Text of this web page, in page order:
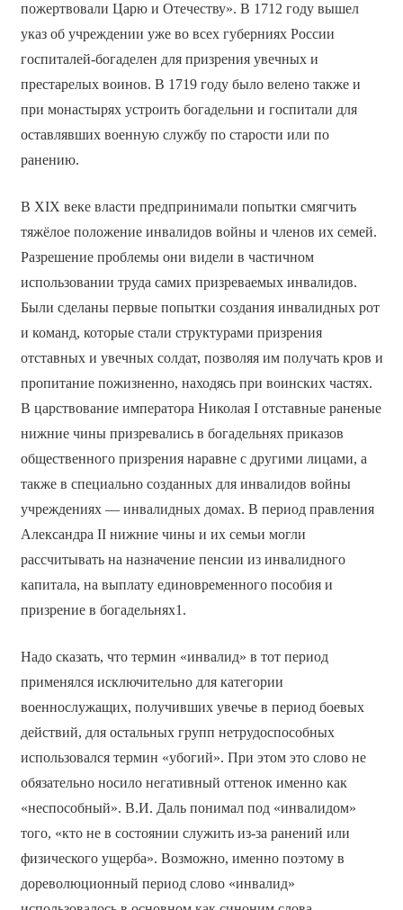
пожертвовали Царю и Отечеству». В 1712 году вышел
указ об учреждении уже во всех губерниях России
госпиталей-богаделен для призрения увечных и
престарелых воинов. В 1719 году было велено также и
при монастырях устроить богадельни и госпитали для
оставлявших военную службу по старости или по
ранению.
В XIX веке власти предпринимали попытки смягчить
тяжёлое положение инвалидов войны и членов их семей.
Разрешение проблемы они видели в частичном
использовании труда самих призреваемых инвалидов.
Были сделаны первые попытки создания инвалидных рот
и команд, которые стали структурами призрения
отставных и увечных солдат, позволяя им получать кров и
пропитание пожизненно, находясь при воинских частях.
В царствование императора Николая I отставные раненые
нижние чины призревались в богадельнях приказов
общественного призрения наравне с другими лицами, а
также в специально созданных для инвалидов войны
учреждениях — инвалидных домах. В период правления
Александра II нижние чины и их семьи могли
рассчитывать на назначение пенсии из инвалидного
капитала, на выплату единовременного пособия и
призрение в богадельнях1.
Надо сказать, что термин «инвалид» в тот период
применялся исключительно для категории
военнослужащих, получивших увечье в период боевых
действий, для остальных групп нетрудоспособных
использовался термин «убогий». При этом это слово не
обязательно носило негативный оттенок именно как
«неспособный». В.И. Даль понимал под «инвалидом»
того, «кто не в состоянии служить из-за ранений или
физического ущерба». Возможно, именно поэтому в
дореволюционный период слово «инвалид»